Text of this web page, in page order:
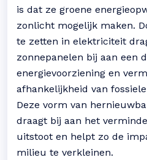
is dat ze groene
zonlicht mogelijk maken.
te zetten in elektriciteit
zonnepanelen bij aan een
energievoorziening en
afhankelijkheid van
Deze vorm van
draagt bij aan het
uitstoot en helpt zo de
milieu te verkleinen.